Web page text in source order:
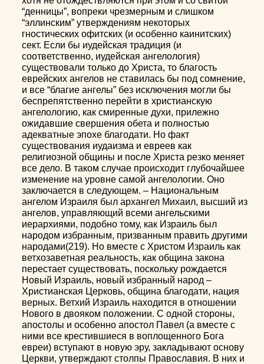
“денницы”, вопреки чрезмерным и слишком
“эллинским” утверждениям некоторых
гностических офитских (и особенно каинитских)
сект. Если бы иудейская традиция (и
соответственно, иудейская ангелология)
существовали только до Христа, то благость
еврейских ангелов не ставилась бы под сомнение,
и все “благие ангелы” без исключения могли бы
беспрепятственно перейти в христианскую
ангелологию, как смиренные духи, прилежно
ожидавшие свершения обета и полностью
адекватные эпохе благодати. Но факт
существования иудаизма и евреев как
религиозной общины и после Христа резко меняет
все дело. В таком случае происходит глубочайшее
изменение на уровне самой ангелологии. Оно
заключается в следующем. – Национальным
ангелом Израиля был архангел Михаил, высший из
ангелов, управляющий всеми ангельскими
иерархиями, подобно тому, как Израиль был
народом избранным, призванным править другими
народами(219). Но вместе с Христом Израиль как
ветхозаветная реальность, как община закона
перестает существовать, поскольку рождается
Новый Израиль, новый избранный народ –
Христианская Церковь, община благодати, нация
верных. Ветхий Израиль находится в отношении
Нового в двояком положении. С одной стороны,
апостолы и особенно апостол Павел (а вместе с
ними все крестившиеся в воплощенного Бога
евреи) вступают в новую эру, закладывают основу
Церкви, утверждают столпы Православия. В них и